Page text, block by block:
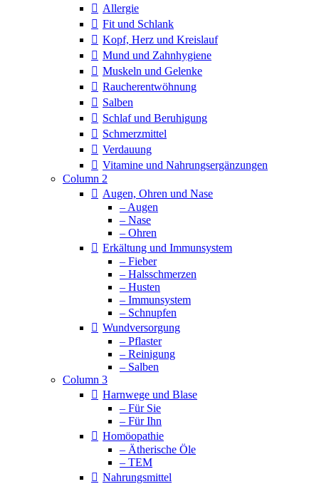
Allergie
Fit und Schlank
Kopf, Herz und Kreislauf
Mund und Zahnhygiene
Muskeln und Gelenke
Raucherentwöhnung
Salben
Schlaf und Beruhigung
Schmerzmittel
Verdauung
Vitamine und Nahrungsergänzungen
Column 2
Augen, Ohren und Nase
– Augen
– Nase
– Ohren
Erkältung und Immunsystem
– Fieber
– Halsschmerzen
– Husten
– Immunsystem
– Schnupfen
Wundversorgung
– Pflaster
– Reinigung
– Salben
Column 3
Harnwege und Blase
– Für Sie
– Für Ihn
Homöopathie
– Ätherische Öle
– TEM
Nahrungsmittel